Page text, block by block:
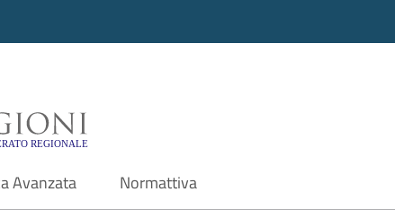
- Motore di ricerca
Avanzata Normattiva